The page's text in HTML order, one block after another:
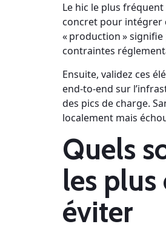
Le hic le plus fréquent
concret pour intégrer
« production » signifie
contraintes
Ensuite, validez ces
end-to-end sur
des pics de charge.
localement mais
Quels
les
éviter